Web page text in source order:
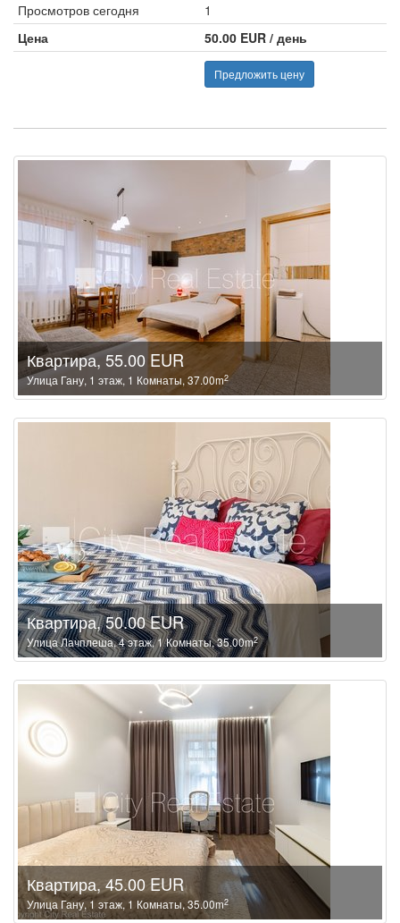
Просмотров сегодня
1
Цена
50.00 EUR / день
Предложить цену
Квартира, 55.00 EUR
Улица Гану, 1 этаж, 1 Комнаты, 37.00m2
Квартира, 50.00 EUR
Улица Лачплеша, 4 этаж, 1 Комнаты, 35.00m2
Квартира, 45.00 EUR
Улица Гану, 1 этаж, 1 Комнаты, 35.00m2